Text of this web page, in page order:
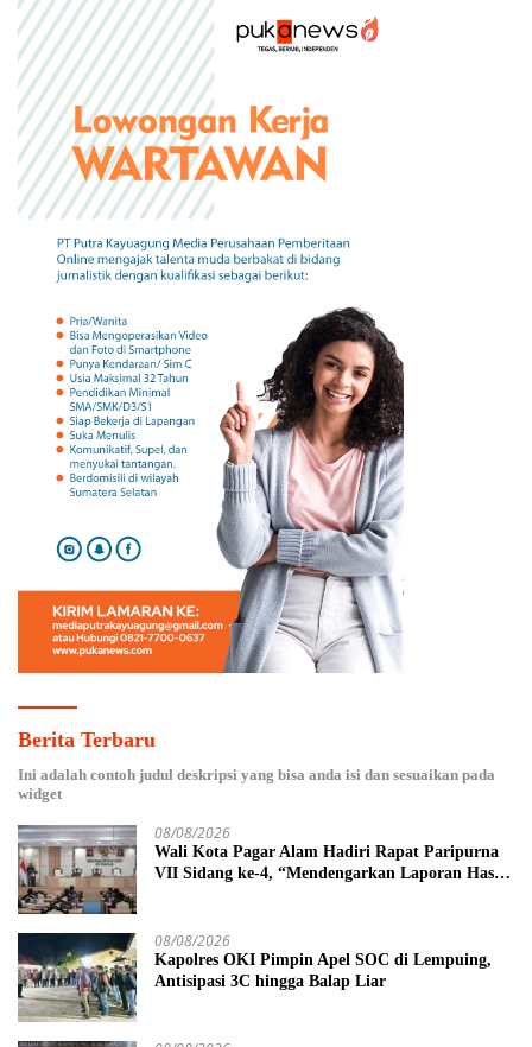
Berita Terbaru
Ini adalah contoh judul deskripsi yang bisa anda isi dan sesuaikan pada
widget
08/08/2026
Wali Kota Pagar Alam Hadiri Rapat Paripurna
VII Sidang ke-4, “Mendengarkan Laporan Hasil
08/08/2026
Kapolres OKI Pimpin Apel SOC di Lempuing,
Antisipasi 3C hingga Balap Liar